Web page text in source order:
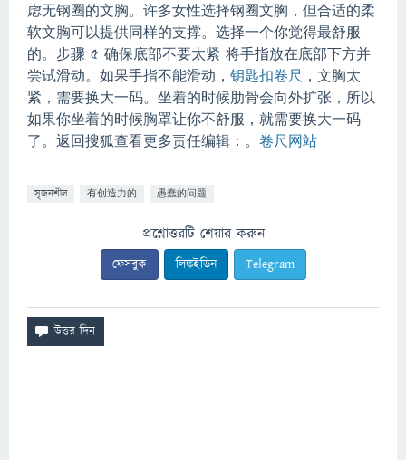
虑无钢圈的文胸。 许多女性选择钢圈文胸，但合适的柔
软文胸可以提供同样的支撑。 选择一个你觉得最舒服
的。 步骤 5 确保底部不要太紧 将手指放在底部下方并
尝试滑动。 如果手指不能滑动， 钥匙扣卷尺 ，文胸太
紧，需要换大一码。 坐着的时候肋骨会向外扩张，所以
如果你坐着的时候胸罩让你不舒服，就需要换大一码
了。 返回搜狐查看更多责任编辑：。 卷尺网站
সৃজনশীল 有创造力的 愚蠢的问题
প্রশ্নোত্তরটি শেয়ার করুন
ফেসবুক লিঙ্কইডিন Telegram